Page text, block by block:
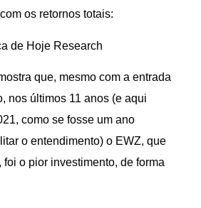
os retornos totais:
de Hoje Research
que, mesmo com a entrada
nos últimos 11 anos (e aqui
como se fosse um ano
o entendimento) o EWZ, que
o pior investimento, de forma